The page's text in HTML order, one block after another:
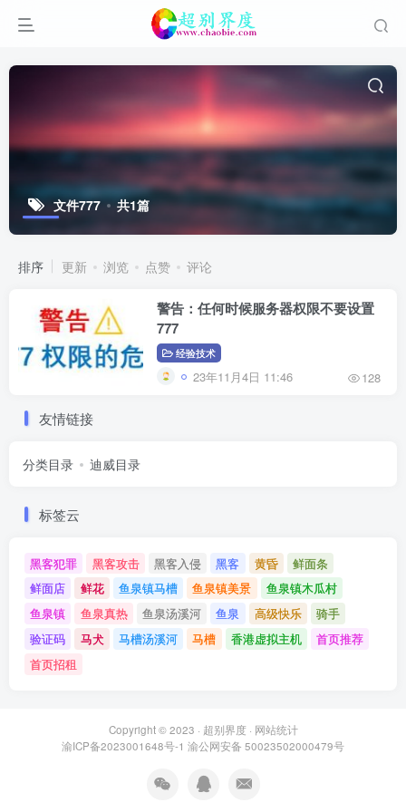
文件777 共1篇
排序 更新 浏览 点赞 评论
警告：任何时候服务器权限不要设置
777
经验技术
23年11月4日 11:46 128
友情链接
分类目录 迪威目录
标签云
黑客犯罪 黑客攻击 黑客入侵 黑客 黄昏
鲜面条
鲜面店
鲜花 鱼泉镇马槽 鱼泉镇美景
鱼泉镇木瓜村
鱼泉镇
鱼泉真热 鱼泉汤溪河 鱼泉 高级快乐
骑手
验证码
马犬 马槽汤溪河 马槽 香港虚拟主机
首页推荐
首页招租
Copyright © 2023 · 超别界度· 网站统计
渝ICP备2023001648号-1 渝公网安备 50023502000479号